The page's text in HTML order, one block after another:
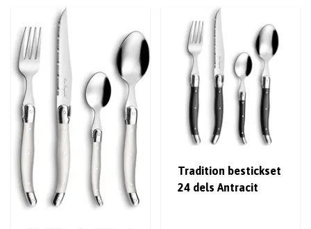
Tradition bestickset
24 dels Antracit